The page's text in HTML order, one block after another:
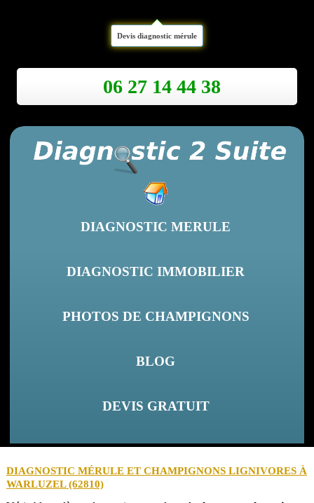
Devis diagnostic mérule
06 27 14 44 38
DIAGNOSTIC MERULE
DIAGNOSTIC IMMOBILIER
PHOTOS DE CHAMPIGNONS
BLOG
DEVIS GRATUIT
DIAGNOSTIC MÉRULE ET CHAMPIGNONS LIGNIVORES À
WARLUZEL (62810)